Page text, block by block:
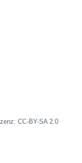
CC-BY-SA 2.0